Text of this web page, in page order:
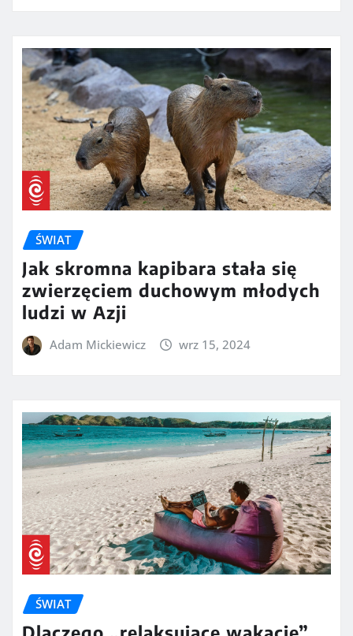
ŚWIAT
Jak skromna kapibara stała się
zwierzęciem duchowym młodych
ludzi w Azji
Adam Mickiewicz wrz 15, 2024
ŚWIAT